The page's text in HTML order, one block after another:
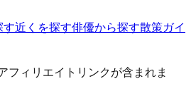
す近くを探す俳優から探す散策ガイ
フィリエイトリンクが含まれま